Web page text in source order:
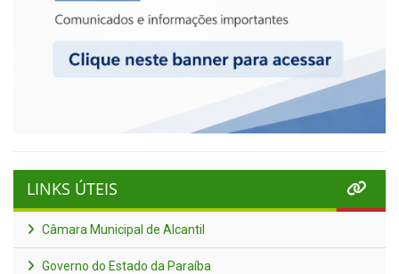
LINKS ÚTEIS
Câmara Municipal de Alcantil
Governo do Estado da Paraíba